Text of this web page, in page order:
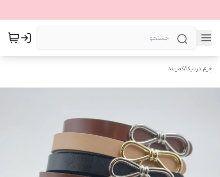
چرم درنیکا/کمربند